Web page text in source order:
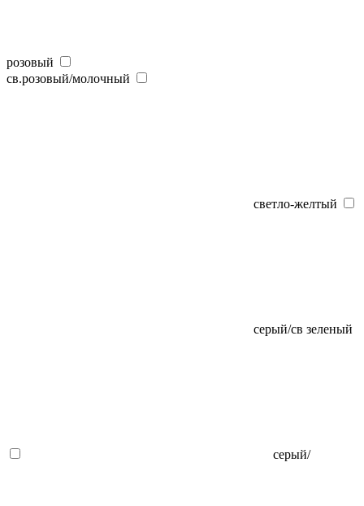
розовый
св.розовый/молочный
светло-желтый
серый/св зеленый
серый/